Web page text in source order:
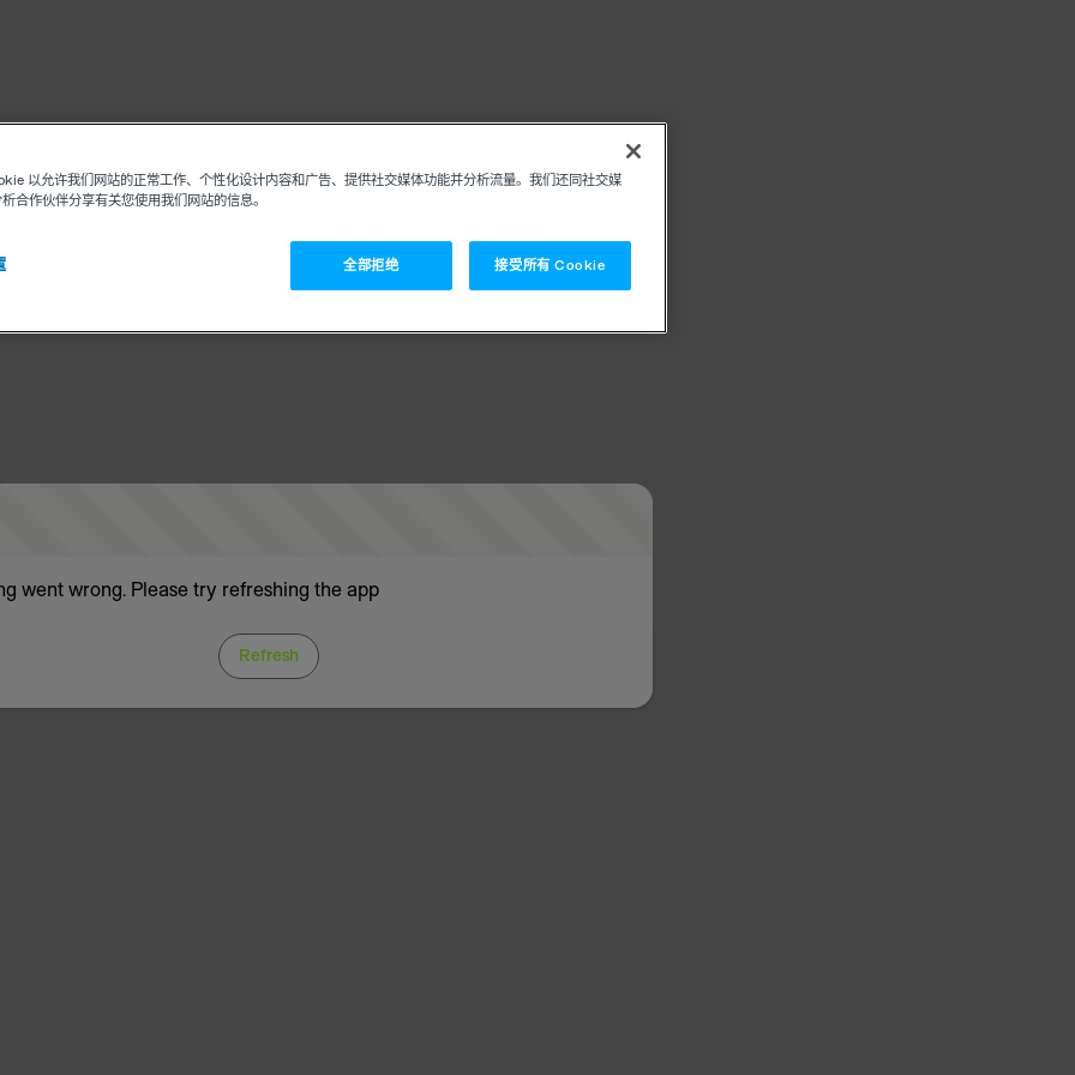
went wrong. Please try refreshing the app
Refresh
以允许我们网站的正常工作、个性化设计内容和广告、提供社交媒体功能并分析流量。我们还同社交媒
合作伙伴分享有关您使用我们网站的信息。
全部拒绝 接受所有 Cookie